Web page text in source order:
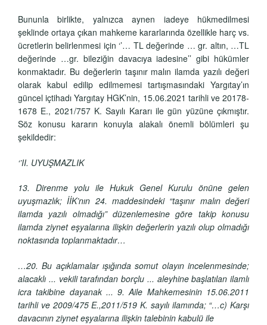
Bununla birlikte, yalnızca aynen iadeye hükmedilmesi
şeklinde ortaya çıkan mahkeme kararlarında özellikle harç vs.
ücretlerin belirlenmesi için ‘’… TL değerinde … gr. altın, …TL
değerinde …gr. bileziğin davacıya iadesine’’ gibi hükümler
konmaktadır. Bu değerlerin taşınır malın ilamda yazılı değeri
olarak kabul edilip edilmemesi tartışmasındaki Yargıtay’ın
güncel içtihadı Yargıtay HGK’nin, 15.06.2021 tarihli ve 20178-
1678 E., 2021/757 K. Sayılı Kararı ile gün yüzüne çıkmıştır.
Söz konusu kararın konuyla alakalı önemli bölümleri şu
şekildedir:
‘’II. UYUŞMAZLIK
13. Direnme yolu ile Hukuk Genel Kurulu önüne gelen
uyuşmazlık; İİK’nın 24. maddesindeki “taşınır malın değeri
ilamda yazılı olmadığı” düzenlemesine göre takip konusu
ilamda ziynet eşyalarına ilişkin değerlerin yazılı olup olmadığı
noktasında toplanmaktadır…
…20. Bu açıklamalar ışığında somut olayın incelenmesinde;
alacaklı ... vekili tarafından borçlu ... aleyhine başlatılan ilamlı
icra takibine dayanak ... 9. Aile Mahkemesinin 15.06.2011
tarihli ve 2009/475 E.,2011/519 K. sayılı ilamında; “…c) Karşı
davacının ziynet eşyalarına ilişkin talebinin kabulü ile